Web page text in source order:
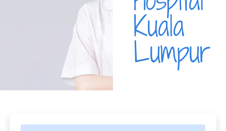
国际患者
Kuala
Lumpur